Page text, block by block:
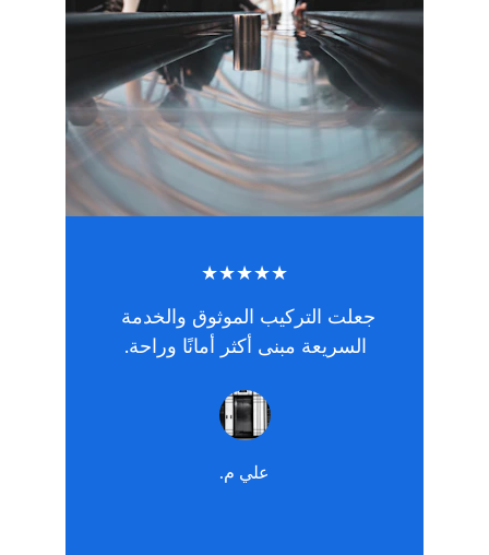
جعلت التركيب الموثوق والخدمة
السريعة مبنى أكثر أمانًا وراحة.
علي م.
★★★★★